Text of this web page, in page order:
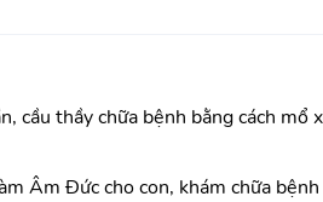
cầu thầy chữa bệnh bằng cách mổ
Âm Đức cho con, khám chữa bệnh